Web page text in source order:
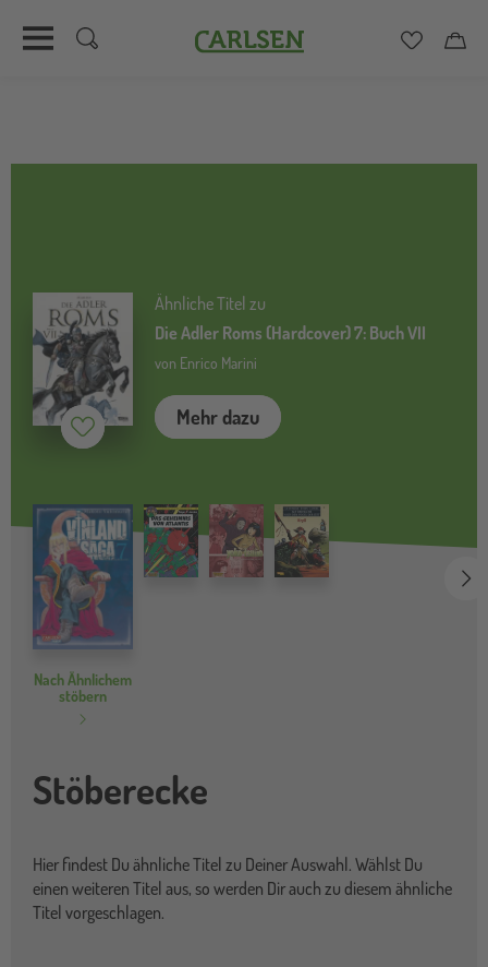
Carlsen
Ähnliche Titel zu
Die Adler Roms (Hardcover) 7: Buch VII
von Enrico Marini
Mehr dazu
Merken ( inaktiv)
Nach Ähnlichem
stöbern
Stöberecke
Hier findest Du ähnliche Titel zu Deiner Auswahl. Wählst Du
einen weiteren Titel aus, so werden Dir auch zu diesem ähnliche
Titel vorgeschlagen.